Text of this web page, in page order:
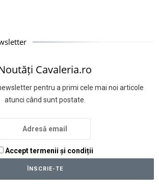
Cavaleria.ro
pentru a primi cele mai noi articole
atunci când sunt postate.
Accept termenii și condiții